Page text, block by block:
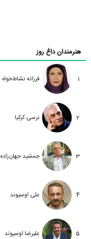
هنرمندان داغ روز
1 فرزانه نشاط‌خواه
2 نرسی کرکیا
3 جمشید جهان‌زاده
4 علی اوسیوند
5 علیرضا اوسیوند